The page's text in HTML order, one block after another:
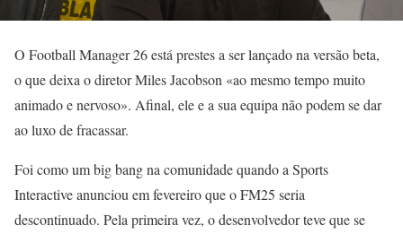
O Football Manager 26 está prestes a ser lançado na versão beta,
o que deixa o diretor Miles Jacobson «ao mesmo tempo muito
animado e nervoso». Afinal, ele e a sua equipa não podem se dar
ao luxo de fracassar.
Foi como um big bang na comunidade quando a Sports
Interactive anunciou em fevereiro que o FM25 seria
descontinuado. Pela primeira vez, o desenvolvedor teve que se